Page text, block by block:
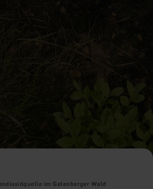
im Gelenberger Wald